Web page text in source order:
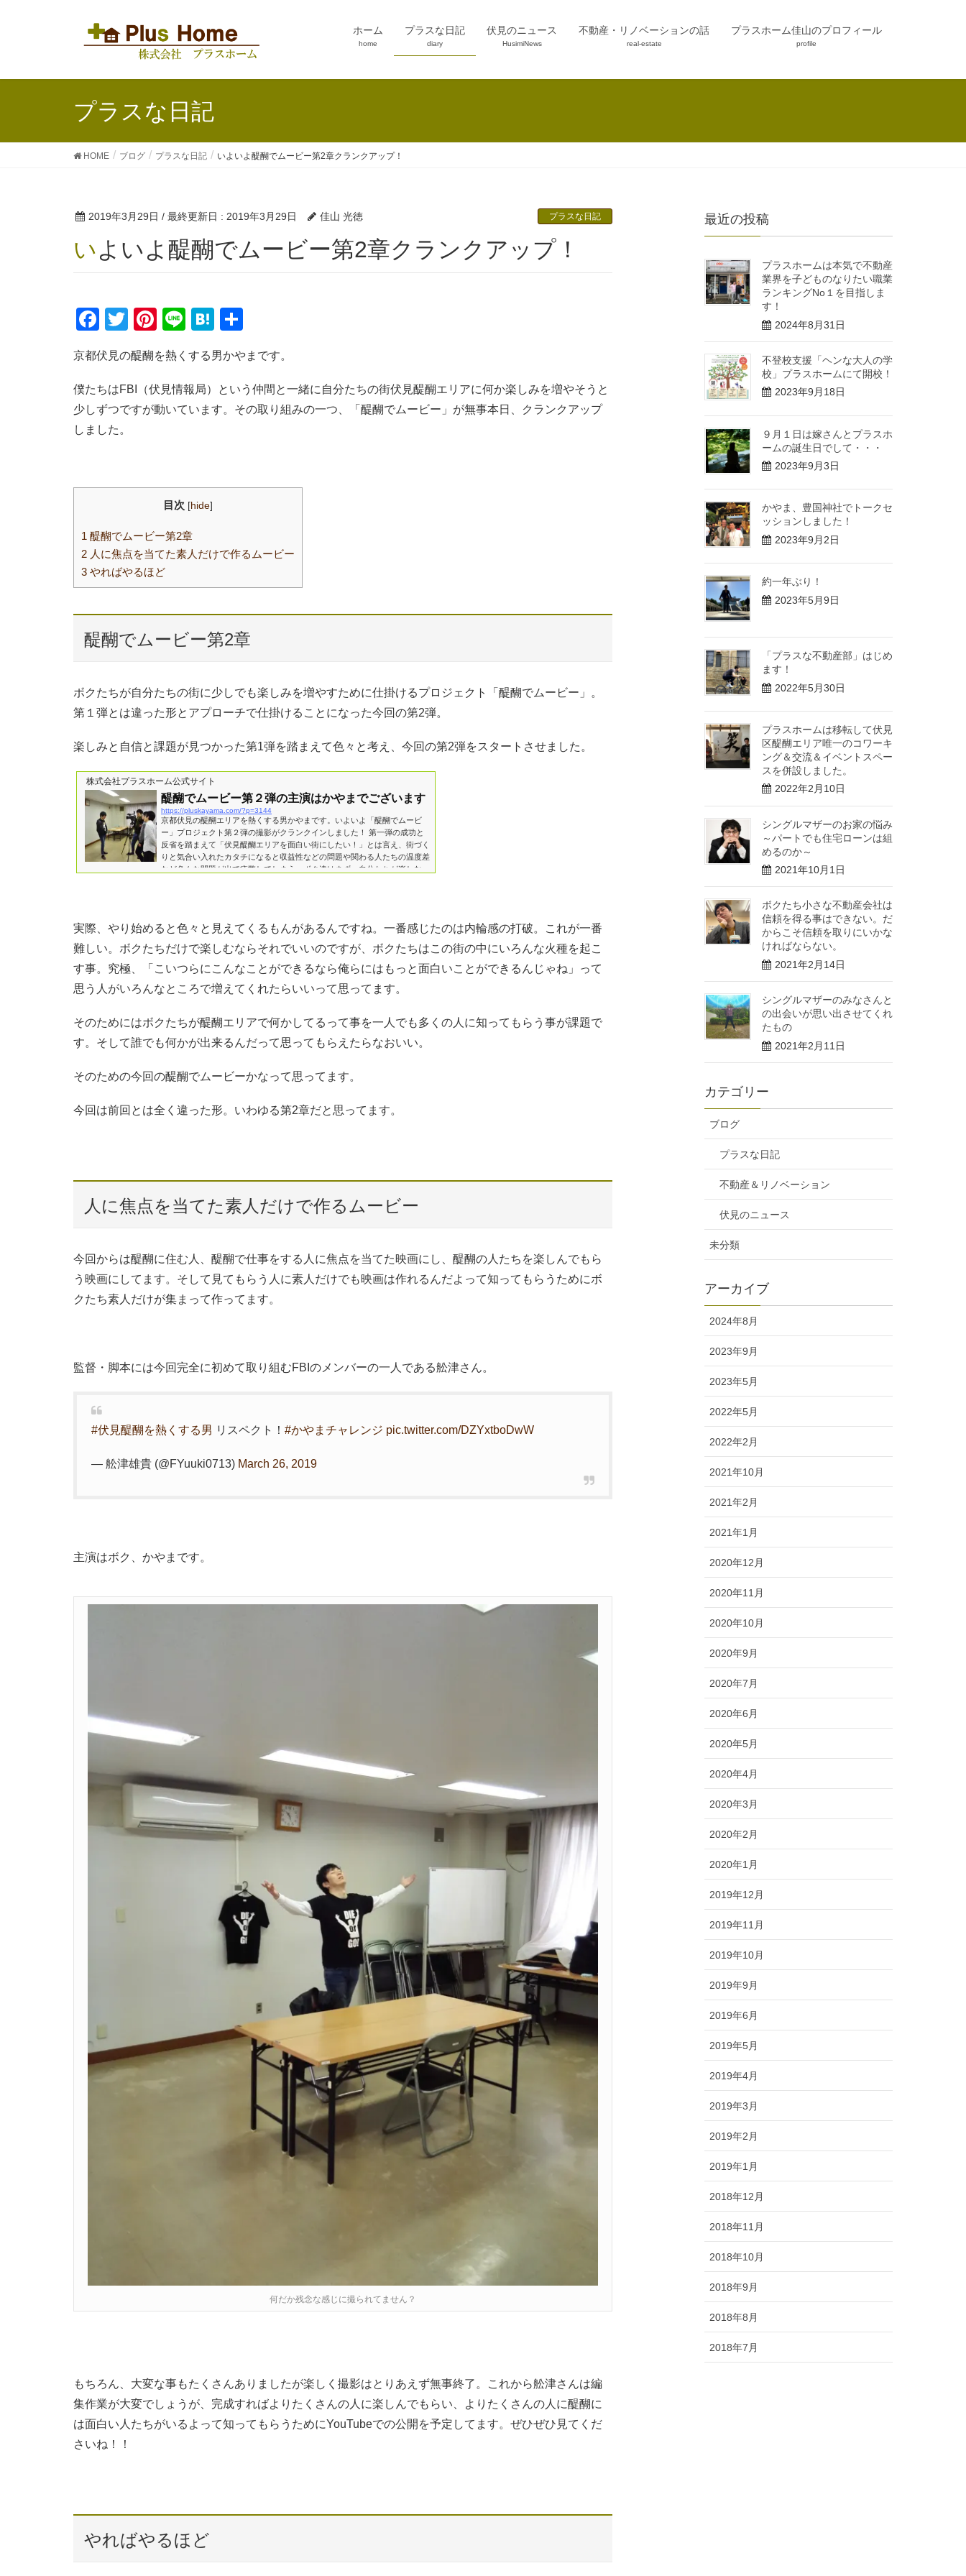
ホーム
home
プラスな日記
diary
伏見のニュース
HusimiNews
不動産・リノベーションの話
real-estate
プラスホーム佳山のプロフィール
profile
プラスな日記
HOME ブログ プラスな日記 いよいよ醍醐でムービー第2章クランクアップ！
2019年3月29日 / 最終更新日 : 2019年3月29日 佳山 光徳 プラスな日記
いよいよ醍醐でムービー第2章クランクアップ！
F
c
e
b
o
T
tt
er
Pi
er
e
st
Li
e
H
e
n
a
京都伏見の醍醐を熱くする男かやまです。
僕たちはFBI（伏見情報局）という仲間と一緒に自分たちの街伏見醍醐エリアに何か楽しみを増やそうと
少しずつですが動いています。その取り組みの一つ、「醍醐でムービー」が無事本日、クランクアップ
しました。
目次 [hide]
1 醍醐でムービー第2章
2 人に焦点を当てた素人だけで作るムービー
3 やればやるほど
醍醐でムービー第2章
ボクたちが自分たちの街に少しでも楽しみを増やすために仕掛けるプロジェクト「醍醐でムービー」。
第１弾とは違った形とアプローチで仕掛けることになった今回の第2弾。
楽しみと自信と課題が見つかった第1弾を踏まえて色々と考え、今回の第2弾をスタートさせました。
株式会社プラスホーム公式サイト
醍醐でムービー第２弾の主演はかやまでございます
https://pluskayama.com/?p=3144
京都伏見の醍醐エリアを熱くする男かやまです。いよいよ「醍醐でムービ
ー」プロジェクト第２弾の撮影がクランクインしました！ 第一弾の成功と
反省を踏まえて「伏見醍醐エリアを面白い街にしたい！」とは言え、街づく
りと気合い入れたカタチになると収益性などの問題や関わる人たちの温度差
など色んな問題が出て疲弊してしまう。ボク達はまず、自分たちが楽しむ
実際、やり始めると色々と見えてくるもんがあるんですね。一番感じたのは内輪感の打破。これが一番
難しい。ボクたちだけで楽しむならそれでいいのですが、ボクたちはこの街の中にいろんな火種を起こ
す事。究極、「こいつらにこんなことができるなら俺らにはもっと面白いことができるんじゃね」って
思う人がいろんなところで増えてくれたらいいって思ってます。
そのためにはボクたちが醍醐エリアで何かしてるって事を一人でも多くの人に知ってもらう事が課題で
す。そして誰でも何かが出来るんだって思ってもらえたらなおいい。
そのための今回の醍醐でムービーかなって思ってます。
今回は前回とは全く違った形。いわゆる第2章だと思ってます。
人に焦点を当てた素人だけで作るムービー
今回からは醍醐に住む人、醍醐で仕事をする人に焦点を当てた映画にし、醍醐の人たちを楽しんでもら
う映画にしてます。そして見てもらう人に素人だけでも映画は作れるんだよって知ってもらうためにボ
クたち素人だけが集まって作ってます。
監督・脚本には今回完全に初めて取り組むFBIのメンバーの一人である舩津さん。
#伏見醍醐を熱くする男 リスペクト！ #かやまチャレンジ pic.twitter.com/DZYxtboDwW
— 舩津雄貴 (@FYuuki0713) March 26, 2019
主演はボク、かやまです。
何だか残念な感じに撮られてません？
もちろん、大変な事もたくさんありましたが楽しく撮影はとりあえず無事終了。これから舩津さんは編
集作業が大変でしょうが、完成すればよりたくさんの人に楽しんでもらい、よりたくさんの人に醍醐に
は面白い人たちがいるよって知ってもらうためにYouTubeでの公開を予定してます。ぜひぜひ見てくだ
さいね！！
やればやるほど
最近の投稿
プラスホームは本気で不動産
業界を子どものなりたい職業
ランキングNo１を目指しま
す！
2024年8月31日
不登校支援「ヘンな大人の学
校」プラスホームにて開校！
2023年9月18日
９月１日は嫁さんとプラスホ
ームの誕生日でして・・・
2023年9月3日
かやま、豊国神社でトークセ
ッションしました！
2023年9月2日
約一年ぶり！
2023年5月9日
「プラスな不動産部」はじめ
ます！
2022年5月30日
プラスホームは移転して伏見
区醍醐エリア唯一のコワーキ
ング＆交流＆イベントスペー
スを併設しました。
2022年2月10日
シングルマザーのお家の悩み
～パートでも住宅ローンは組
めるのか～
2021年10月1日
ボクたち小さな不動産会社は
信頼を得る事はできない。だ
からこそ信頼を取りにいかな
ければならない。
2021年2月14日
シングルマザーのみなさんと
の出会いが思い出させてくれ
たもの
2021年2月11日
カテゴリー
ブログ
プラスな日記
不動産＆リノベーション
伏見のニュース
未分類
アーカイブ
2024年8月
2023年9月
2023年5月
2022年5月
2022年2月
2021年10月
2021年2月
2021年1月
2020年12月
2020年11月
2020年10月
2020年9月
2020年7月
2020年6月
2020年5月
2020年4月
2020年3月
2020年2月
2020年1月
2019年12月
2019年11月
2019年10月
2019年9月
2019年6月
2019年5月
2019年4月
2019年3月
2019年2月
2019年1月
2018年12月
2018年11月
2018年10月
2018年9月
2018年8月
2018年7月